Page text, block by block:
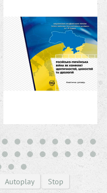
Autoplay Stop